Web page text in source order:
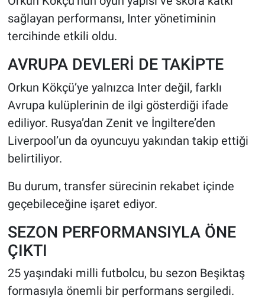
sağlayan performansı, Inter yönetiminin
tercihinde etkili oldu.
AVRUPA DEVLERİ DE TAKİPTE
Orkun Kökçü’ye yalnızca Inter değil, farklı
Avrupa kulüplerinin de ilgi gösterdiği ifade
ediliyor. Rusya’dan Zenit ve İngiltere’den
Liverpool’un da oyuncuyu yakından takip ettiği
belirtiliyor.
Bu durum, transfer sürecinin rekabet içinde
geçebileceğine işaret ediyor.
SEZON PERFORMANSIYLA ÖNE
ÇIKTI
25 yaşındaki milli futbolcu, bu sezon Beşiktaş
formasıyla önemli bir performans sergiledi.